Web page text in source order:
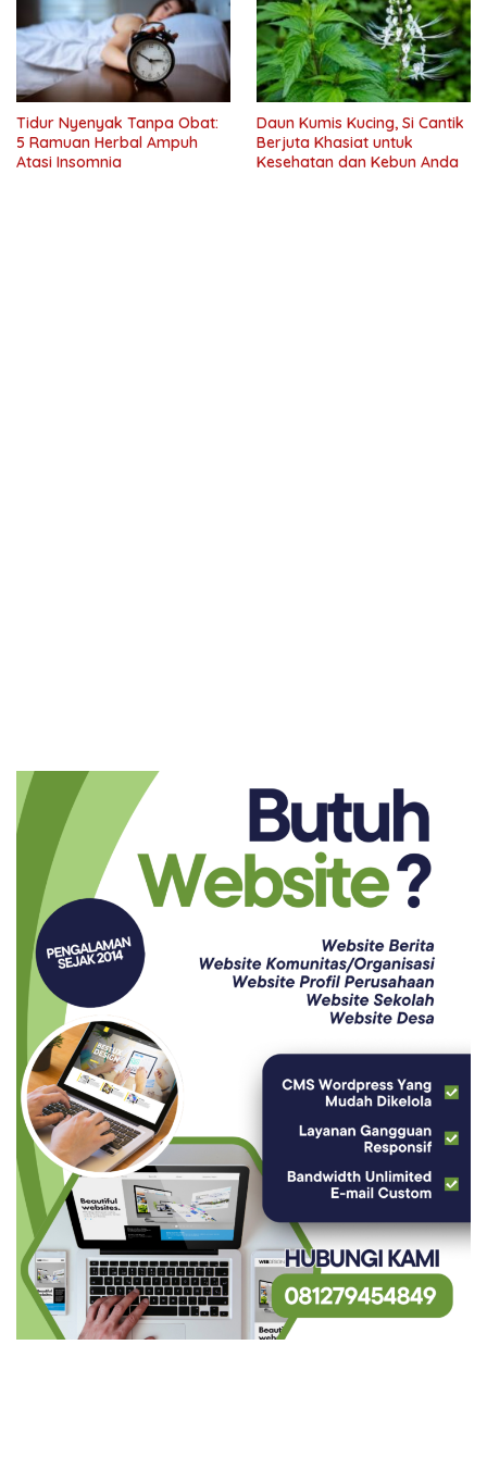
Tidur Nyenyak Tanpa Obat:
5 Ramuan Herbal Ampuh
Atasi Insomnia
Daun Kumis Kucing, Si Cantik
Berjuta Khasiat untuk
Kesehatan dan Kebun Anda